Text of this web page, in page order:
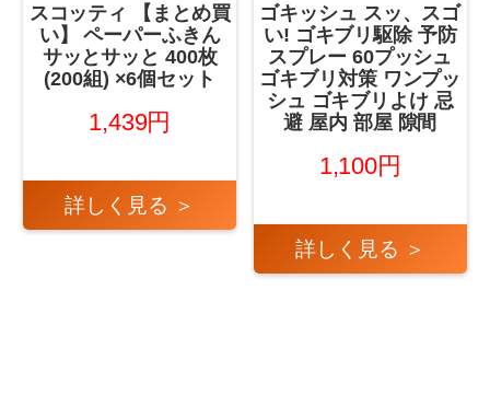
スコッティ 【まとめ買
い】 ペーパーふきん
サッとサッと 400枚
(200組) ×6個セット
1,439円
詳しく見る ＞
ゴキッシュ スッ、スゴ
い! ゴキブリ駆除 予防
スプレー 60プッシュ
ゴキブリ対策 ワンプッ
シュ ゴキブリよけ 忌
避 屋内 部屋 隙間
1,100円
詳しく見る ＞